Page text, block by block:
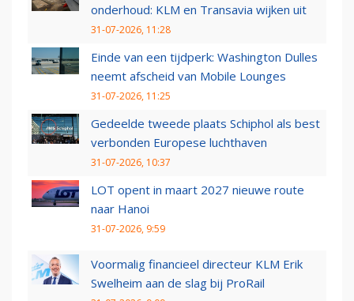
onderhoud: KLM en Transavia wijken uit
31-07-2026, 11:28
Einde van een tijdperk: Washington Dulles
neemt afscheid van Mobile Lounges
31-07-2026, 11:25
Gedeelde tweede plaats Schiphol als best
verbonden Europese luchthaven
31-07-2026, 10:37
LOT opent in maart 2027 nieuwe route
naar Hanoi
31-07-2026, 9:59
Voormalig financieel directeur KLM Erik
Swelheim aan de slag bij ProRail